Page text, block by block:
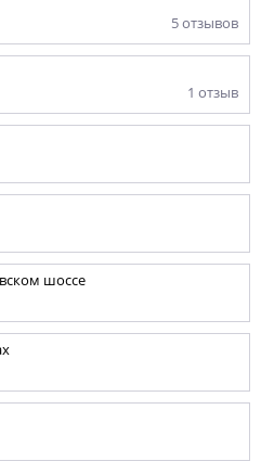
5 отзывов
1 отзыв
шоссе